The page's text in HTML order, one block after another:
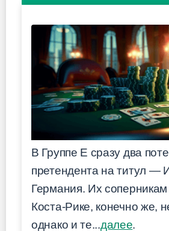
В Группе E сразу два
претендента на титул —
Германия. Их
Коста-Рике, конечно же,
однако и те...далее.